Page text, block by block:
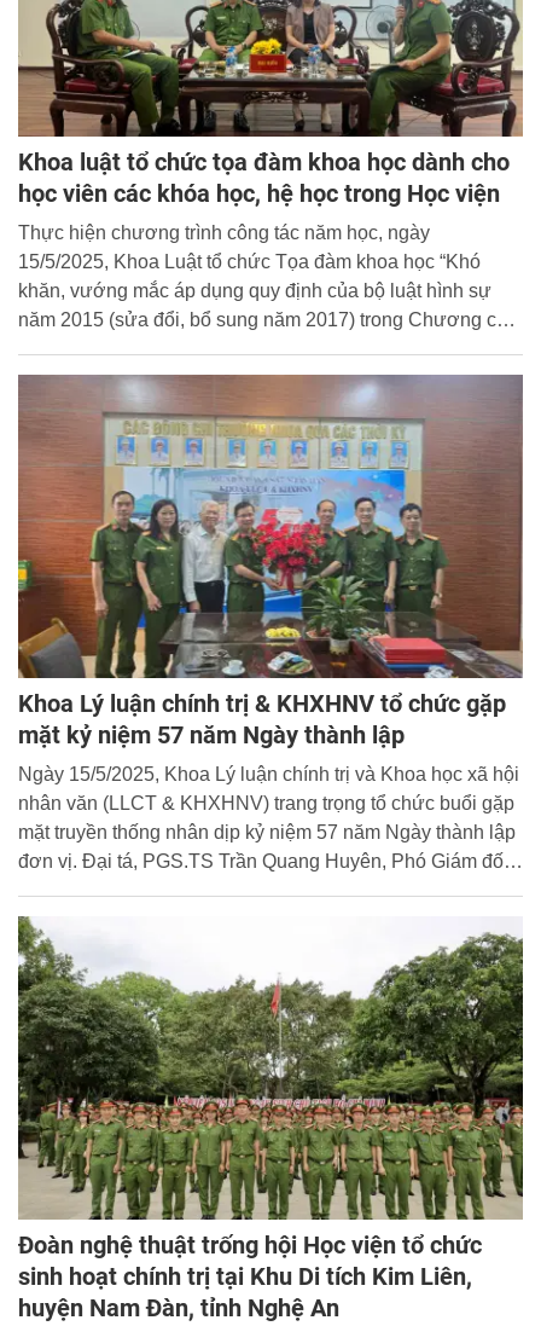
Khoa luật tổ chức tọa đàm khoa học dành cho
học viên các khóa học, hệ học trong Học viện
Thực hiện chương trình công tác năm học, ngày
15/5/2025, Khoa Luật tổ chức Tọa đàm khoa học “Khó
khăn, vướng mắc áp dụng quy định của bộ luật hình sự
năm 2015 (sửa đổi, bổ sung năm 2017) trong Chương các
tội phạm về chức vụ - Những vấn đề đặt ra đối với hoạt
động điều tra của lực lượng công an nhân dân”cho học
viên các hệ học trong Học viện.
Khoa Lý luận chính trị & KHXHNV tổ chức gặp
mặt kỷ niệm 57 năm Ngày thành lập
Ngày 15/5/2025, Khoa Lý luận chính trị và Khoa học xã hội
nhân văn (LLCT & KHXHNV) trang trọng tổ chức buổi gặp
mặt truyền thống nhân dịp kỷ niệm 57 năm Ngày thành lập
đơn vị. Đại tá, PGS.TS Trần Quang Huyên, Phó Giám đốc
Đoàn nghệ thuật trống hội Học viện tổ chức
sinh hoạt chính trị tại Khu Di tích Kim Liên,
huyện Nam Đàn, tỉnh Nghệ An